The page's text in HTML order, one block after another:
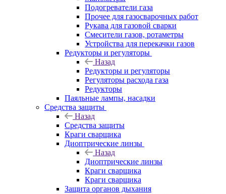
Подогреватели газа
Прочее для газосварочных работ
Рукава для газовой сварки
Смесители газов, ротаметры
Устройства для перекачки газов
Редукторы и регуляторы
Назад
Редукторы и регуляторы
Регуляторы расхода газа
Редукторы
Паяльные лампы, насадки
Средства защиты
Назад
Средства защиты
Краги сварщика
Диоптрические линзы
Назад
Диоптрические линзы
Краги сварщика
Краги сварщика
Защита органов дыхания